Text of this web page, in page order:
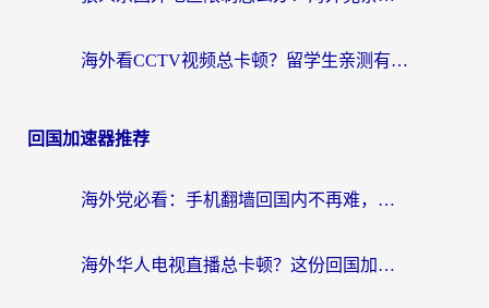
海外看CCTV视频总卡顿？留学生亲测有效的回国加速器选择指南
回国加速器推荐
海外党必看：手机翻墙回国内不再难，一篇搞定无缝访问国内资源指南
海外华人电视直播总卡顿？这份回国加速器选择指南帮你无缝看国内资源